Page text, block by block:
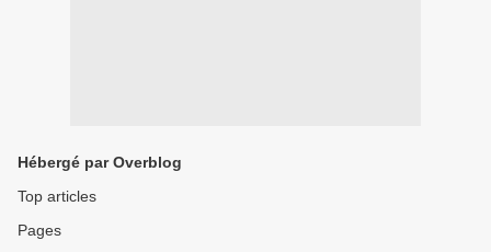
Hébergé par Overblog
Top articles
Pages